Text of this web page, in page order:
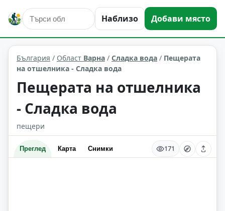
Наблизо Добави място
природни забележителности
Сладка вода
Област: Варна
България / Област Варна / Сладка вода / Пещерата
на отшелника - Сладка вода
Пещерата на отшелника
- Сладка вода
пещери
Преглед Карта Снимки 171